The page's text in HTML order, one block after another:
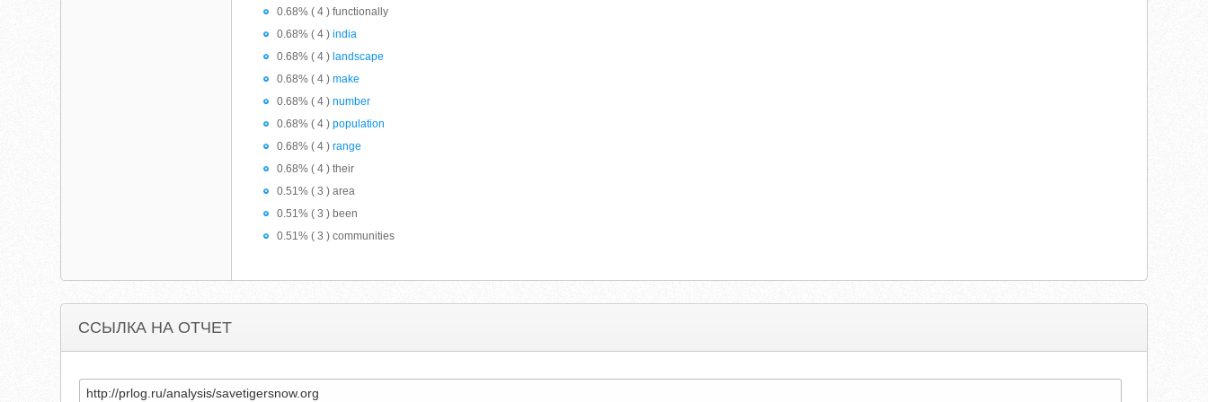
0.68% ( 4 ) functionally
0.68% ( 4 )india
0.68% ( 4 ) landscape
0.68% ( 4 )make
0.68% ( 4 )number
0.68% ( 4 )population
0.68% ( 4 )range
0.68% ( 4 ) their
0.51% ( 3 ) area
0.51% ( 3 ) been
0.51% ( 3 ) communities
ССЫЛКА НА ОТЧЕТ